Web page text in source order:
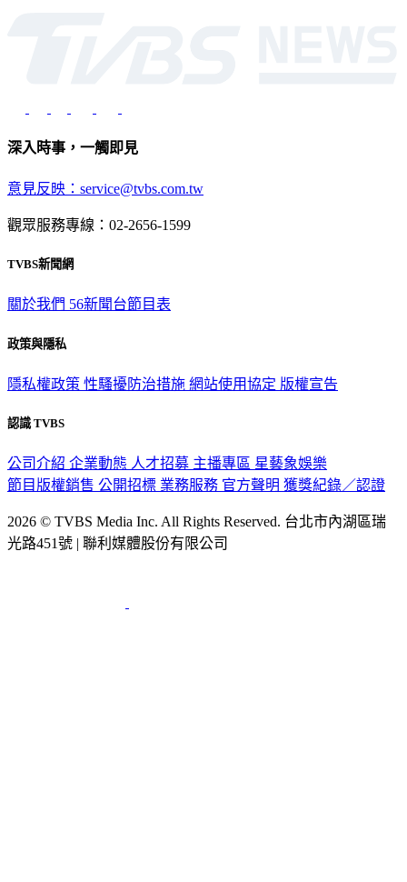
深入時事，一觸即見
意見反映：service@tvbs.com.tw
觀眾服務專線：02-2656-1599
TVBS新聞網
關於我們 56新聞台節目表
政策與隱私
隱私權政策 性騷擾防治措施 網站使用協定 版權宣告
認識 TVBS
公司介紹 企業動態 人才招募 主播專區 星藝象娛樂
節目版權銷售 公開招標 業務服務 官方聲明 獲獎紀錄／認證
2026 © TVBS Media Inc. All Rights Reserved. 台北市內湖區瑞
光路451號 | 聯利媒體股份有限公司